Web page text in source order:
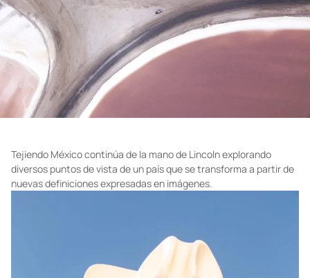
Tejiendo México continúa de la mano de Lincoln explorando
diversos puntos de vista de un país que se transforma a partir de
nuevas definiciones expresadas en imágenes.